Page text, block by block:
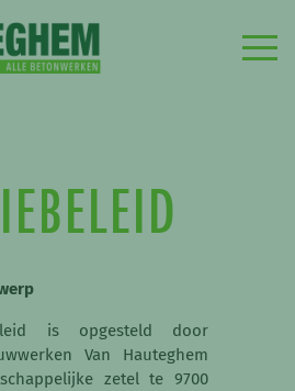
is opgesteld door
Van Hauteghem
zetel te 9700